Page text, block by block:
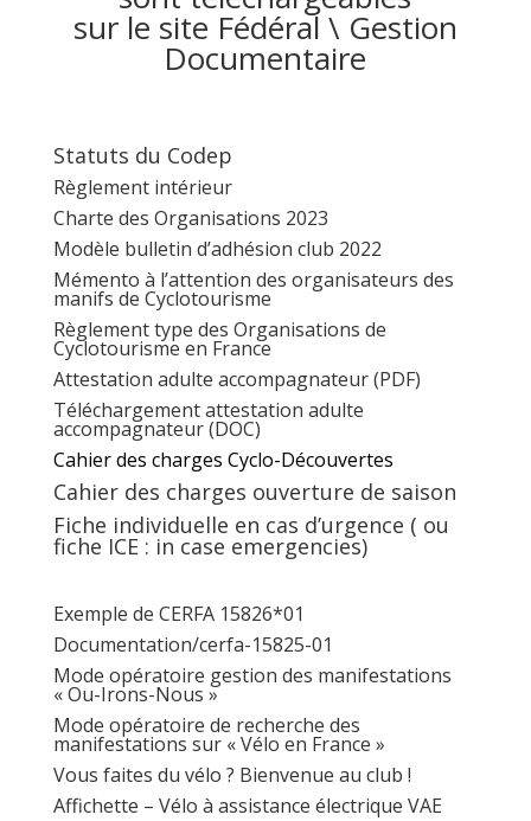
sur le site Fédéral \ Gestion
Documentaire
Statuts du Codep
Règlement intérieur
Charte des Organisations 2023
Modèle bulletin d’adhésion club 2022
Mémento à l’attention des organisateurs des
manifs de Cyclotourisme
Règlement type des Organisations de
Cyclotourisme en France
Attestation adulte accompagnateur (PDF)
Téléchargement attestation adulte
accompagnateur (DOC)
Cahier des charges Cyclo-Découvertes
Cahier des charges ouverture de saison
Fiche individuelle en cas d’urgence ( ou
fiche ICE : in case emergencies)
Exemple de CERFA 15826*01
Documentation/cerfa-15825-01
Mode opératoire gestion des manifestations
« Ou-Irons-Nous »
Mode opératoire de recherche des
manifestations sur « Vélo en France »
Vous faites du vélo ? Bienvenue au club !
Affichette – Vélo à assistance électrique VAE